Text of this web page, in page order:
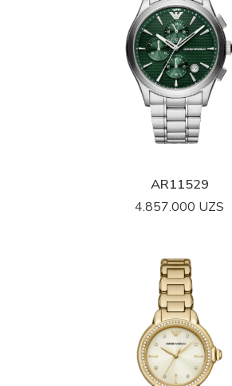
AR11529
4.857.000 UZS